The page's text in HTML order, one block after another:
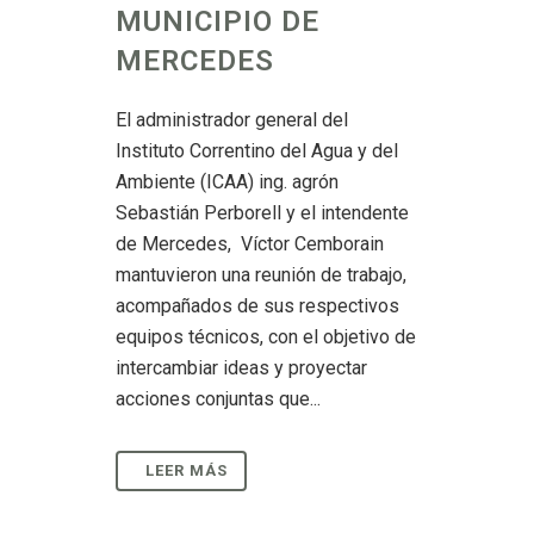
MUNICIPIO DE
MERCEDES
El administrador general del
Instituto Correntino del Agua y del
Ambiente (ICAA) ing. agrón
Sebastián Perborell y el intendente
de Mercedes, Víctor Cemborain
mantuvieron una reunión de trabajo,
acompañados de sus respectivos
equipos técnicos, con el objetivo de
intercambiar ideas y proyectar
acciones conjuntas que...